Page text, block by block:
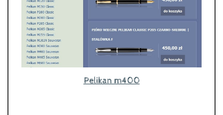
Pelikan m400